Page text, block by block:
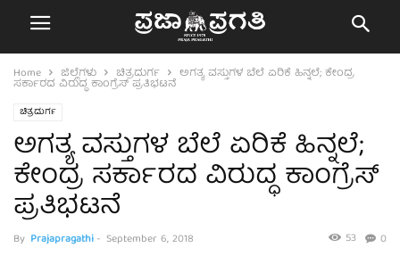
Home ಜಿಲ್ಲೆಗಳು ಚಿತ್ರದುರ್ಗ ಅಗತ್ಯ ವಸ್ತುಗಳ ಬೆಲೆ ಏರಿಕೆ ಹಿನ್ನಲೆ; ಕೇಂದ್ರ
ಸರ್ಕಾರದ ವಿರುದ್ಧ ಕಾಂಗ್ರೆಸ್ ಪ್ರತಿಭಟನೆ
ಚಿತ್ರದುರ್ಗ
ಅಗತ್ಯ ವಸ್ತುಗಳ ಬೆಲೆ ಏರಿಕೆ ಹಿನ್ನಲೆ;
ಕೇಂದ್ರ ಸರ್ಕಾರದ ವಿರುದ್ಧ ಕಾಂಗ್ರೆಸ್
ಪ್ರತಿಭಟನೆ
By Prajapragathi- September 6, 2018 0
53